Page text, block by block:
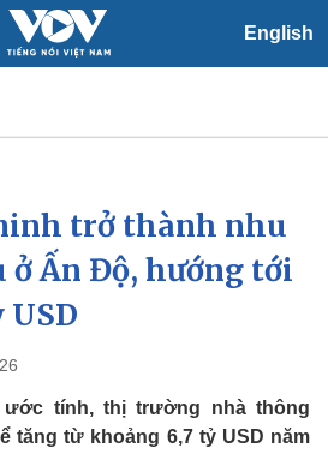
English
Xã hội
Tin 24h
Dự báo thời tiết
trở thành nhu
ở Ấn Độ, hướng tới
ước tính, thị trường nhà thông
tăng từ khoảng 6,7 tỷ USD năm